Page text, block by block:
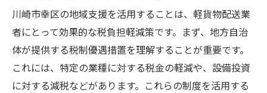
川崎市幸区の地域支援を活用することは、軽貨物配送業
者にとって効果的な税負担軽減策です。まず、地方自治
体が提供する税制優遇措置を理解することが重要です。
これには、特定の業種に対する税金の軽減や、設備投資
に対する減税などがあります。これらの制度を活用する